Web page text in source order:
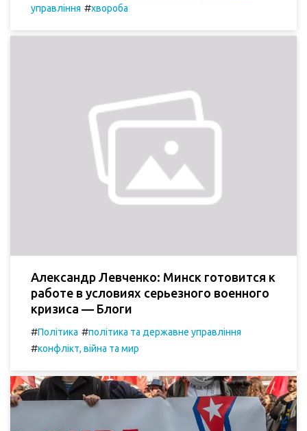
управління #хвороба
Александр Левченко: Минск готовится к
работе в условиях серьезного военного
кризиса — Блоги
#Політика #політика та державне управління
#конфлікт, війна та мир